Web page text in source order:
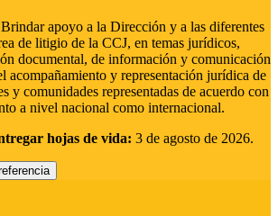
Brindar apoyo a la Dirección y a las diferentes
de litigio de la CCJ, en temas jurídicos,
documental, de información y comunicación
acompañamiento y representación jurídica de
y comunidades representadas de acuerdo con
a nivel nacional como internacional.
hojas de vida: 3 de agosto de 2026.